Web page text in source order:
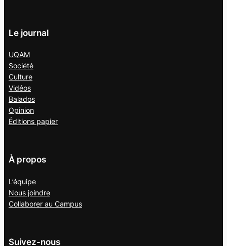
Le journal
UQAM
Société
Culture
Vidéos
Balados
Opinion
Éditions papier
À propos
L’équipe
Nous joindre
Collaborer au Campus
Suivez-nous